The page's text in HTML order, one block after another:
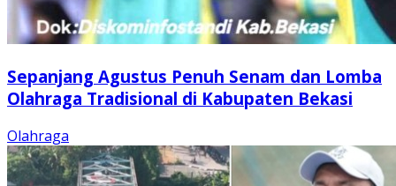
Sepanjang Agustus Penuh Senam dan Lomba
Olahraga Tradisional di Kabupaten Bekasi
Olahraga